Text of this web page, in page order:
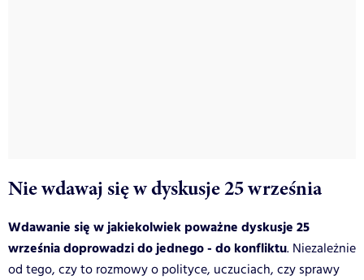
Nie wdawaj się w dyskusje 25 września
Wdawanie się w jakiekolwiek poważne dyskusje 25
września doprowadzi do jednego - do konfliktu. Niezależnie
od tego, czy to rozmowy o polityce, uczuciach, czy sprawy